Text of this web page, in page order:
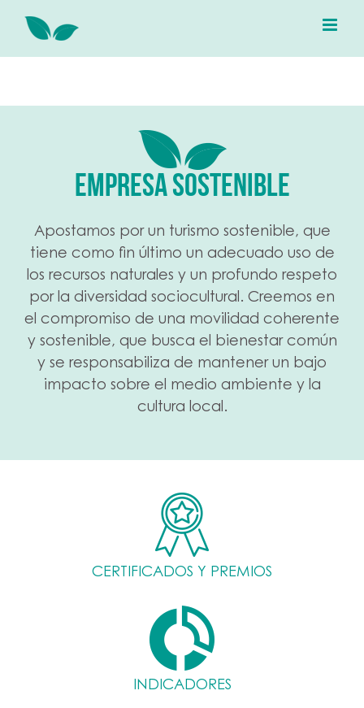
EMPRESA SOSTENIBLE
Apostamos por un turismo sostenible, que
tiene como fin último un adecuado uso de
los recursos naturales y un profundo respeto
por la diversidad sociocultural. Creemos en
el compromiso de una movilidad coherente
y sostenible, que busca el bienestar común
y se responsabiliza de mantener un bajo
impacto sobre el medio ambiente y la
cultura local.
CERTIFICADOS Y PREMIOS
INDICADORES